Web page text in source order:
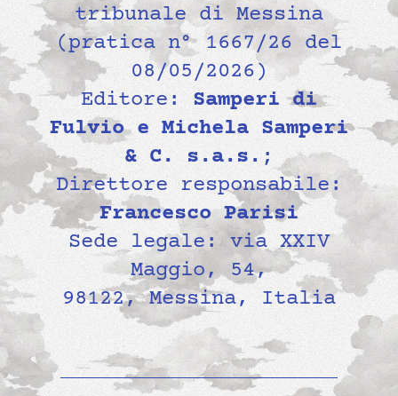
tribunale di Messina
(pratica n° 1667/26 del
08/05/2026)
Editore: Samperi di
Fulvio e Michela Samperi
& C. s.a.s. ;
Direttore responsabile:
Francesco Parisi
Sede legale: via XXIV
Maggio, 54,
98122, Messina, Italia